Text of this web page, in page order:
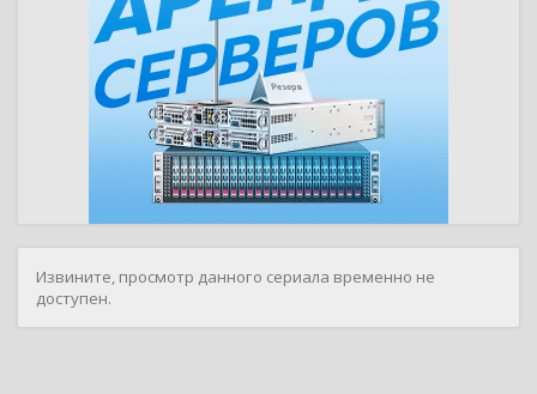
Извините, просмотр данного сериала временно не
доступен.